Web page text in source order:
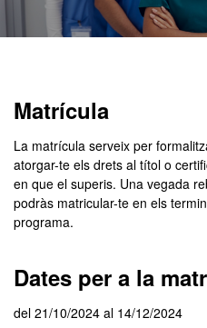
Matrícula
La matrícula serveix per
atorgar-te els drets al títol o
en que el superis. Una vegada
podràs matricular-te en els
programa.
Dates per a la
del 21/10/2024 al 14/12/2024